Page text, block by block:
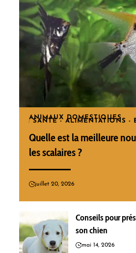
ANIMAUX DOMESTIQUES
SANTÉ - ALIMENTATIONS -
Quelle est la meilleure
les scalaires ?
juillet 20, 2026
Conseils pour
son chien
mai 14, 2026